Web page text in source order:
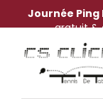
Journée Ping
gratuit &